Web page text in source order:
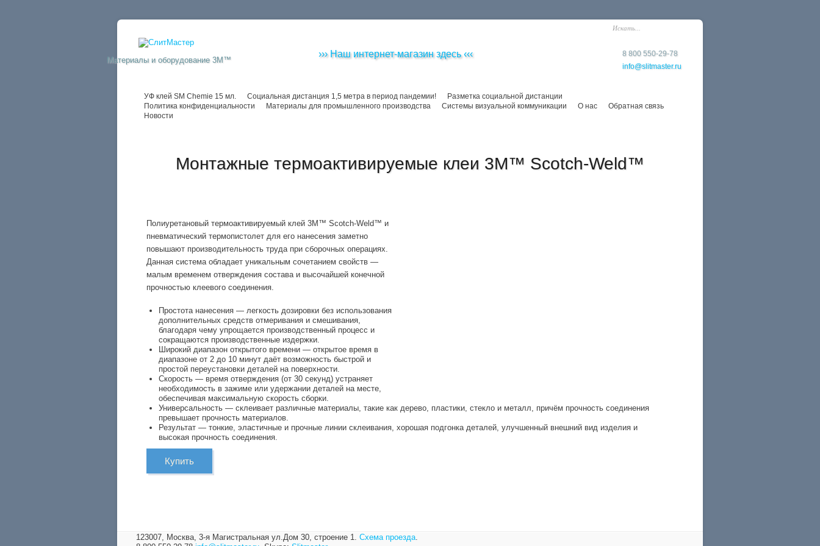
Материалы и оборудование 3M™
››› Наш интернет-магазин здесь ‹‹‹
8 800 550-29-78
info@slitmaster.ru
УФ клей SM Chemie 15 мл. Социальная дистанция 1,5 метра в период пандемии!
Разметка социальной дистанции
Политика конфиденциальности
Материалы для промышленного производства Системы визуальной коммуникации О нас
Обратная связь
Новости
Монтажные термоактивируемые клеи 3M™ Scotch-Weld™
Полиуретановый термоактивируемый клей 3M™ Scotch-Weld™ и
пневматический термопистолет для его нанесения заметно
повышают производительность труда при сборочных операциях.
Данная система обладает уникальным сочетанием свойств —
малым временем отверждения состава и высочайшей конечной
прочностью клеевого соединения.
Простота нанесения — легкость дозировки без использования
дополнительных средств отмеривания и смешивания,
благодаря чему упрощается производственный процесс и
сокращаются производственные издержки.
Широкий диапазон открытого времени — открытое время в
диапазоне от 2 до 10 минут даёт возможность быстрой и
простой переустановки деталей на поверхности.
Скорость — время отверждения (от 30 секунд) устраняет
необходимость в зажиме или удержании деталей на месте,
обеспечивая максимальную скорость сборки.
Универсальность — склеивает различные материалы, такие как дерево, пластики, стекло и металл, причём прочность соединения
превышает прочность материалов.
Результат — тонкие, эластичные и прочные линии склеивания, хорошая подгонка деталей, улучшенный внешний вид изделия и
высокая прочность соединения.
Купить
123007, Москва, 3-я Магистральная ул.Дом 30, строение 1. Схема проезда.